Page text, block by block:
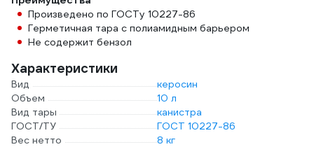
Произведено по ГОСТу 10227-86
Герметичная тара с полиамидным барьером
Не содержит бензол
Характеристики
Вид
керосин
Объем
10 л
Вид тары
канистра
ГОСТ/ТУ
ГОСТ 10227-86
Вес нетто
8 кг